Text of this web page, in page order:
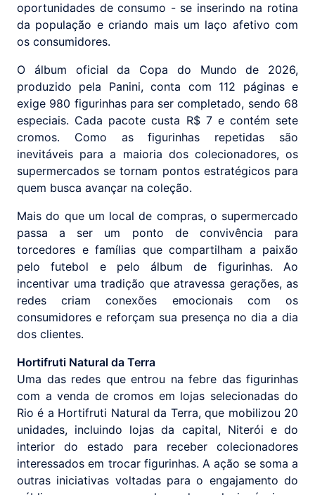
oportunidades de consumo - se inserindo na rotina
da população e criando mais um laço afetivo com
os consumidores.
O álbum oficial da Copa do Mundo de 2026,
produzido pela Panini, conta com 112 páginas e
exige 980 figurinhas para ser completado, sendo 68
especiais. Cada pacote custa R$ 7 e contém sete
cromos. Como as figurinhas repetidas são
inevitáveis para a maioria dos colecionadores, os
supermercados se tornam pontos estratégicos para
quem busca avançar na coleção.
Mais do que um local de compras, o supermercado
passa a ser um ponto de convivência para
torcedores e famílias que compartilham a paixão
pelo futebol e pelo álbum de figurinhas. Ao
incentivar uma tradição que atravessa gerações, as
redes criam conexões emocionais com os
consumidores e reforçam sua presença no dia a dia
dos clientes.
Hortifruti Natural da Terra
Uma das redes que entrou na febre das figurinhas
com a venda de cromos em lojas selecionadas do
Rio é a Hortifruti Natural da Terra, que mobilizou 20
unidades, incluindo lojas da capital, Niterói e do
interior do estado para receber colecionadores
interessados em trocar figurinhas. A ação se soma a
outras iniciativas voltadas para o engajamento do